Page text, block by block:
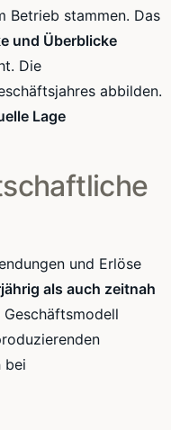
Betrieb stammen. Das
und Überblicke
Die
abbilden.
Lage
und Erlöse
als auch zeitnah
bei